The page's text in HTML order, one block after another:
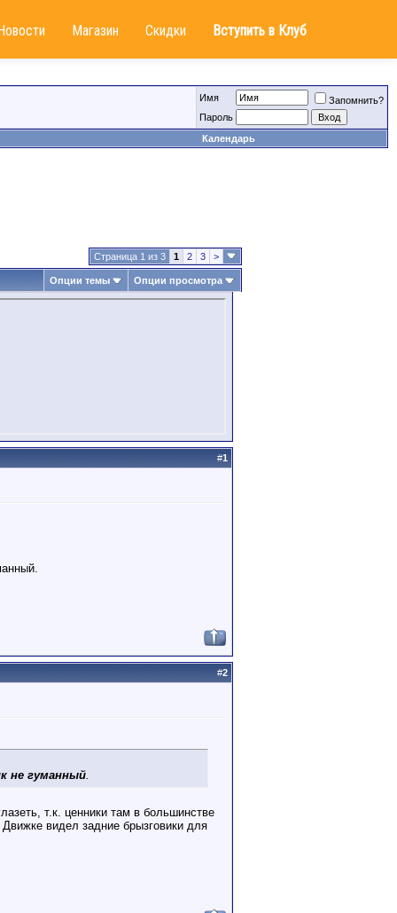
Магазин Скидки Вступить в Клуб
Имя
Запомнить?
Пароль
Календарь
Страница 1 из 3 1 2 3 >
Опции темы Опции просмотра
#1
#2
не гуманный.
т.к. ценники там в большинстве
видел задние брызговики для